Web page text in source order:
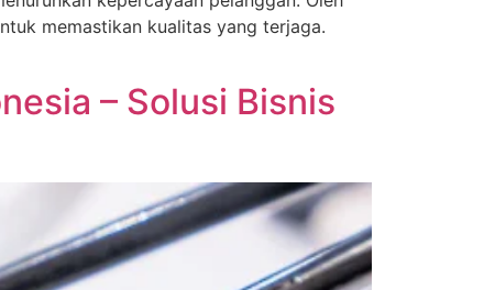
memastikan kualitas yang terjaga.
– Solusi Bisnis